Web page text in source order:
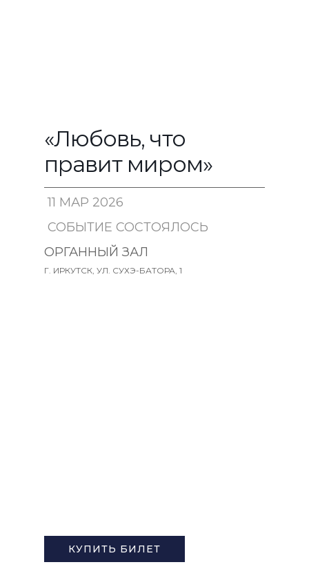
«Любовь, что
правит миром»
11 МАР 2026
СОБЫТИЕ СОСТОЯЛОСЬ
ОРГАННЫЙ ЗАЛ
Г. ИРКУТСК, УЛ. СУХЭ-БАТОРА, 1
КУПИТЬ БИЛЕТ